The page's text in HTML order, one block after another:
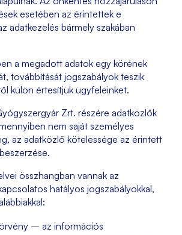
esetében az érintettek e
adatkezelés bármely szakában
a megadott adatok egy körének
továbbítását jogszabályok teszik
külön értesítjük ügyfeleinket.
Zrt. részére adatközlők
nem saját személyes
az adatközlő kötelessége az érintett
összhangban vannak az
hatályos jogszabályokkal,
– az információs